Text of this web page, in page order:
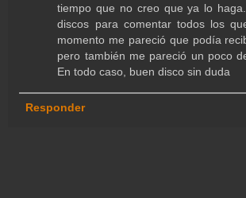
tiempo que no creo que ya lo
discos para comentar todos los
momento me pareció que podía
pero también me pareció un poco
En todo caso, buen disco sin duda
Responder